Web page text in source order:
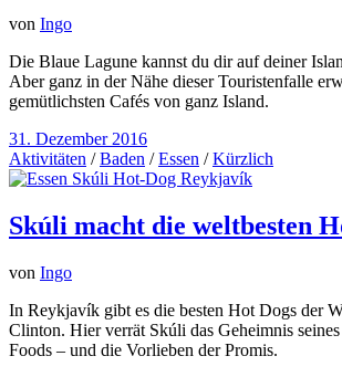
von Ingo
Die Blaue Lagune kannst du dir auf deiner
Aber ganz in der Nähe dieser Touristenfalle
gemütlichsten Cafés von ganz Island.
31. Dezember 2016
Aktivitäten /Baden /Essen /Kürzlich
Skúli macht die weltbesten
von Ingo
In Reykjavík gibt es die besten Hot Dogs der
Clinton. Hier verrät Skúli das Geheimnis
Foods – und die Vorlieben der Promis.